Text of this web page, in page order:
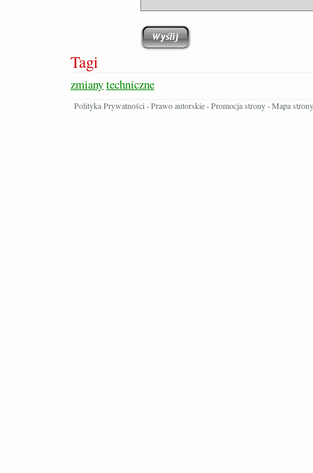
Tagi
zmianytechniczne
Polityka Prywatności · Prawo autorskie · Promocja strony · Mapa strony